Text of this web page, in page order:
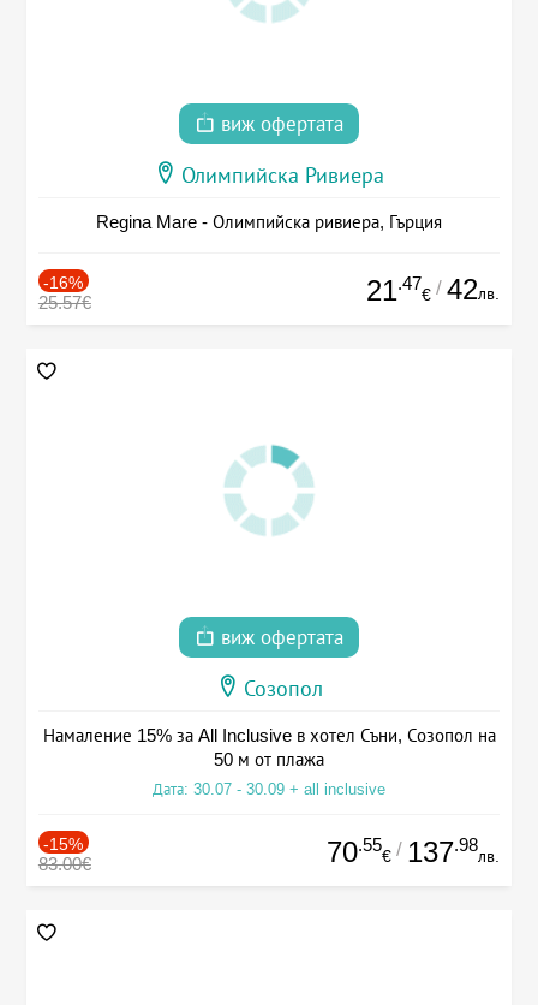
виж офертата
Олимпийска Ривиера
Regina Mare - Олимпийска ривиера, Гърция
-16%
25.57€ 21.47
€ / 42лв.
виж офертата
Созопол
Намаление 15% за All Inclusive в хотел Съни, Созопол на
50 м от плажа
Дата: 30.07 - 30.09 + all inclusive
-15%
83.00€ 70.55
€ / 137.98
лв.